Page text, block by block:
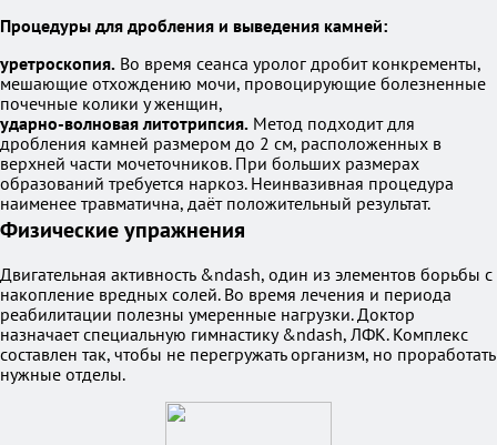
Процедуры для дробления и выведения камней:
уретроскопия. Во время сеанса уролог дробит конкременты,
мешающие отхождению мочи, провоцирующие болезненные
почечные колики у женщин,
ударно-волновая литотрипсия. Метод подходит для
дробления камней размером до 2 см, расположенных в
верхней части мочеточников. При больших размерах
образований требуется наркоз. Неинвазивная процедура
наименее травматична, даёт положительный результат.
Физические упражнения
Двигательная активность &ndash, один из элементов борьбы с
накопление вредных солей. Во время лечения и периода
реабилитации полезны умеренные нагрузки. Доктор
назначает специальную гимнастику &ndash, ЛФК. Комплекс
составлен так, чтобы не перегружать организм, но проработать
нужные отделы.